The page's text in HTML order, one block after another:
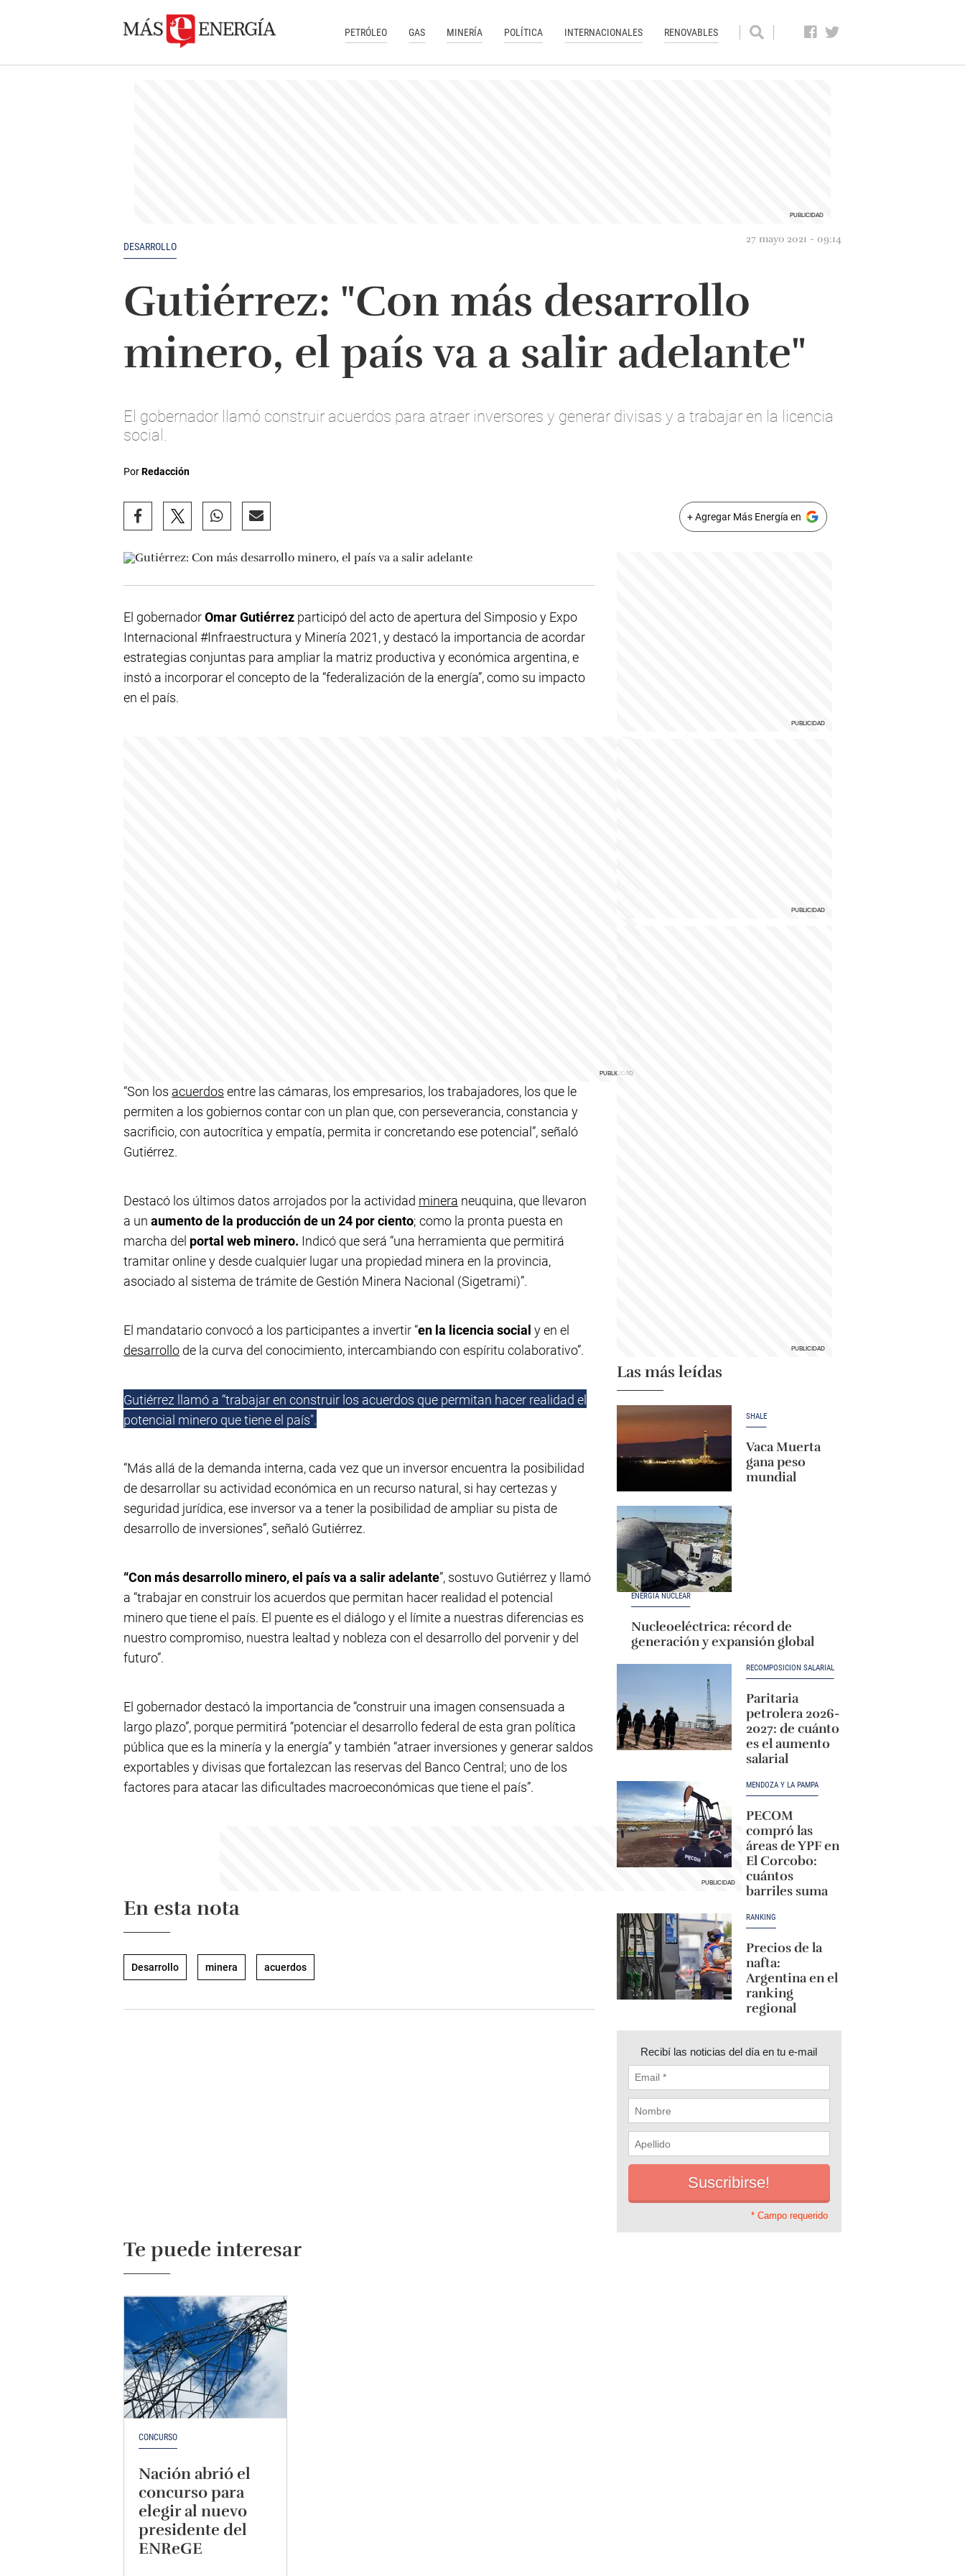
PETRÓLEO GAS MINERÍA POLÍTICA INTERNACIONALES RENOVABLES
DESARROLLO
27 mayo 2021 - 09:14
Gutiérrez: "Con más desarrollo
minero, el país va a salir adelante"
El gobernador llamó construir acuerdos para atraer inversores y generar divisas y a trabajar en la licencia
social.
PorRedacción
+ Agregar Más Energía en
El gobernadorOmar Gutiérrez participó del acto de apertura del Simposio y Expo
Internacional #Infraestructura y Minería 2021, y destacó la importancia de acordar
estrategias conjuntas para ampliar la matriz productiva y económica argentina, e
instó a incorporar el concepto de la “federalización de la energía”, como su impacto
en el país.
“Son los acuerdos entre las cámaras, los empresarios, los trabajadores, los que le
permiten a los gobiernos contar con un plan que, con perseverancia, constancia y
sacrificio, con autocrítica y empatía, permita ir concretando ese potencial”, señaló
Gutiérrez.
Destacó los últimos datos arrojados por la actividad minera neuquina, que llevaron
a un aumento de la producción de un 24 por ciento; como la pronta puesta en
marcha del portal web minero. Indicó que será “una herramienta que permitirá
tramitar online y desde cualquier lugar una propiedad minera en la provincia,
asociado al sistema de trámite de Gestión Minera Nacional (Sigetrami)”.
El mandatario convocó a los participantes a invertir “en la licencia social y en el
desarrollo de la curva del conocimiento, intercambiando con espíritu colaborativo”.
Gutiérrez llamó a “trabajar en construir los acuerdos que permitan hacer realidad el
potencial minero que tiene el país".
“Más allá de la demanda interna, cada vez que un inversor encuentra la posibilidad
de desarrollar su actividad económica en un recurso natural, si hay certezas y
seguridad jurídica, ese inversor va a tener la posibilidad de ampliar su pista de
desarrollo de inversiones”, señaló Gutiérrez.
“Con más desarrollo minero, el país va a salir adelante”, sostuvo Gutiérrez y llamó
a “trabajar en construir los acuerdos que permitan hacer realidad el potencial
minero que tiene el país. El puente es el diálogo y el límite a nuestras diferencias es
nuestro compromiso, nuestra lealtad y nobleza con el desarrollo del porvenir y del
futuro”.
El gobernador destacó la importancia de “construir una imagen consensuada a
largo plazo”, porque permitirá “potenciar el desarrollo federal de esta gran política
pública que es la minería y la energía” y también “atraer inversiones y generar saldos
exportables y divisas que fortalezcan las reservas del Banco Central; uno de los
factores para atacar las dificultades macroeconómicas que tiene el país”.
En esta nota
Desarrollo minera acuerdos
Las más leídas
SHALE
Vaca Muerta
gana peso
mundial
ENERGÍA NUCLEAR
Nucleoeléctrica: récord de
generación y expansión global
RECOMPOSICIÓN SALARIAL
Paritaria
petrolera 2026-
2027: de cuánto
es el aumento
salarial
MENDOZA Y LA PAMPA
PECOM
compró las
áreas de YPF en
El Corcobo:
cuántos
barriles suma
RANKING
Precios de la
nafta:
Argentina en el
ranking
regional
Recibí las noticias del día en tu e-mail
* Campo requerido
Te puede interesar
CONCURSO
Nación abrió el
concurso para
elegir al nuevo
presidente del
ENReGE